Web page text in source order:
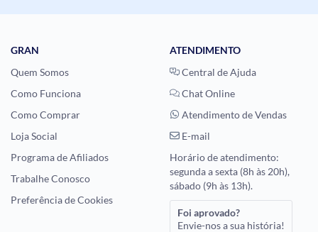
GRAN
Quem Somos
Como Funciona
Como Comprar
Loja Social
Programa de Afiliados
Trabalhe Conosco
Preferência de Cookies
ATENDIMENTO
Central de Ajuda
Chat Online
Atendimento de Vendas
E-mail
Horário de atendimento:
segunda a sexta (8h às 20h),
sábado (9h às 13h).
Foi aprovado?
Envie-nos a sua história!